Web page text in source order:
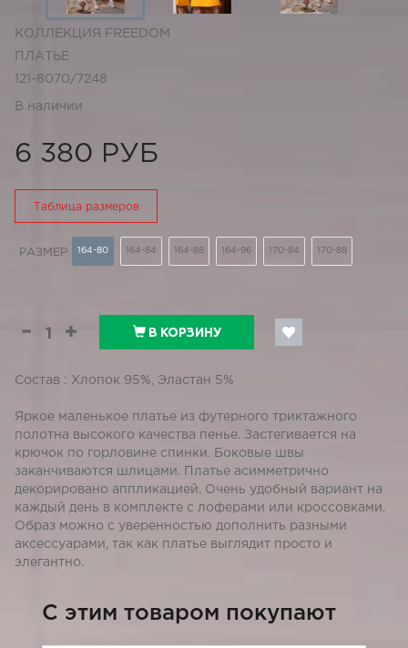
КОЛЛЕКЦИЯ FREEDOM
ПЛАТЬЕ
121-8070/7248
В наличии
6 380 РУБ
Таблица размеров
РАЗМЕР 164-80 164-84 164-88 164-96 170-84 170-88
В КОРЗИНУ
Состав : Хлопок 95%, Эластан 5%
Яркое маленькое платье из футерного триктажного
полотна высокого качества пенье. Застегивается на
крючок по горловине спинки. Боковые швы
заканчиваются шлицами. Платье асимметрично
декорировано аппликацией. Очень удобный вариант на
каждый день в комплекте с лоферами или кроссовками.
Образ можно с уверенностью дополнить разными
аксессуарами, так как платье выглядит просто и
элегантно.
C этим товаром покупают